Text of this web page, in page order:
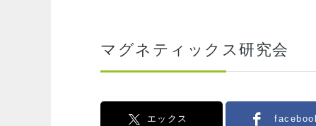
マグネティックス研究会
エックス